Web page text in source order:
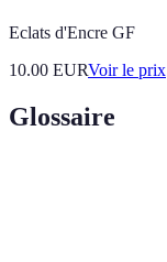
Eclats d'Encre GF
10.00 EURVoir le prix
Glossaire